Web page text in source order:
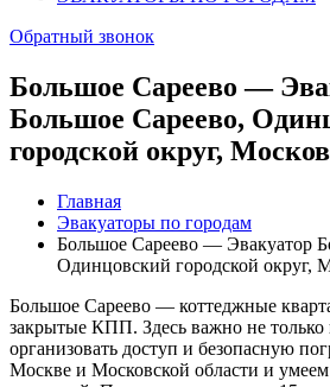
Обратный звонок
Большое Сареево —
Большое Сареево,
городской округ,
Главная
Эвакуаторы по городам
Большое Сареево — Эвакуатор
Одинцовский городской округ,
Большое Сареево — коттеджные
закрытые КПП. Здесь важно не только
организовать доступ и безопасную
Москве и Московской области и умеем